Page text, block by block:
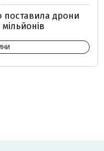
поставила дрони